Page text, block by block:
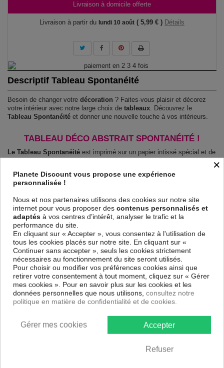
Livraison à domicile offerte
Livraison à partir du lundi 10 août ( 5,99 € ) Détails
Descriptif Tableau Spontanéité
Besoin de changer votre décoration ? Faites-vous plaisir et décorez
votre intérieur avec notre large choix de tableaux. Découvrez le
Tableau Spontanéité et donner une nouvelle touche à vos intérieurs.
TABLEAU DÉCO ABSTRAIT SPONTANÉITÉ !
Le Tableau Spontanéité est imprimé sur un papier intissé spécial et de
haute qualité qui reflète parfaitement les couleurs avec des détails
parfaitement reproduits. Grâce à une impression sur tous les cotés et
une toile tendue sur un châssis fait de matériaux respectueux de
l'environnement, vous pourrez suspendre le tableau immédiatement
Le Tableau Abstrait Spontanéitéest résistant aux rayons UV, inodore
et 100 % sûr, parfait même pour la chambre à coucher et la chambre
des enfants.
Notre large choix de tableaux tendances et modernes constituent un
moyen simple et pas cher de donner une nouvelle touche à vos
intérieurs, il y en a pour tous les goût.
Descriptif technique
Matériaux MDF
Collection Artgeist
90x60 cm, 60x40 cm, 120x80 cm
×
Planete Discount vous propose une expérience
personnalisée !
Nous et nos partenaires utilisons des cookies sur notre site
internet pour vous proposer des contenus personnalisés et
adaptés à vos centres d’intérêt, analyser le trafic et la
performance du site.
En cliquant sur « Accepter », vous consentez à l'utilisation de
tous les cookies placés sur notre site. En cliquant sur «
Continuer sans accepter », seuls les cookies strictement
nécessaires au fonctionnement du site seront utilisés.
Pour choisir ou modifier vos préférences cookies ainsi que
retirer votre consentement à tout moment, cliquez sur « Gérer
mes cookies ». Pour en savoir plus sur les cookies et les
données personnelles que nous utilisons, consultez notre
politique en matière de confidentialité et de cookies.
Accepter
Refuser
Gérer mes cookies